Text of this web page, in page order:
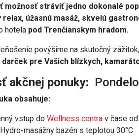
možnosť stráviť jedno dokonalé
relax, úžasnú masáž, skvelú
hotela pod Trenčianskym hradom.
povýšime na skutočný
darček pre Vašich blízkych,
akčnej ponuky:
obsahuje:
vstup doWellness centra v čase
Hydro-masážny bazén s teplotou 30°C